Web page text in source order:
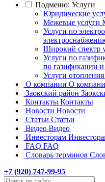
Подменю: Услуги
Юридические
Межевые услуги
Услуги по
Широкий спектр
Услуги по
по газификации
Услуги отопления
О компании О
Заокский район
Контакты Контакты
Новости Новости
Статьи Статьи
Видео Видео
Инвесторам
FAQ FAQ
Словарь терминов
+7 (920) 747-99-95